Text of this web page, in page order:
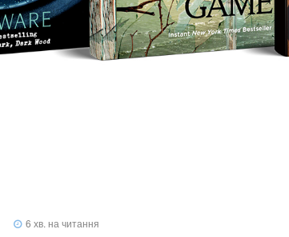
6 хв. на читання